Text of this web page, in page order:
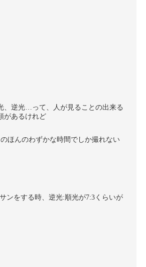
、逆光…って、人が見ることの出来る
があるけれど
ほんのわずかな時間でしか撮れない
ンをする時、逆光:順光が7:3くらいが